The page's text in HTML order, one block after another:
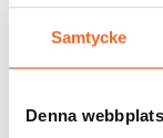
Samtycke
Denna